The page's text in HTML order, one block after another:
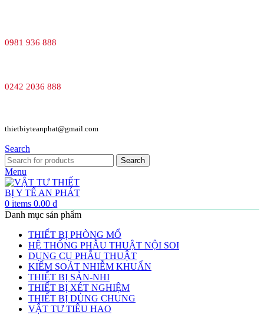
0981 936 888
0242 2036 888
thietbiyteanphat@gmail.com
Search
Search
Menu
0 items 0.00 ₫
Danh mục sản phẩm
THIẾT BỊ PHÒNG MỔ
HỆ THỐNG PHẪU THUẬT NỘI SOI
DỤNG CỤ PHẪU THUẬT
KIẾM SOÁT NHIỄM KHUẨN
THIẾT BỊ SẢN-NHI
THIẾT BỊ XÉT NGHIỆM
THIẾT BỊ DÙNG CHUNG
VẬT TƯ TIÊU HAO